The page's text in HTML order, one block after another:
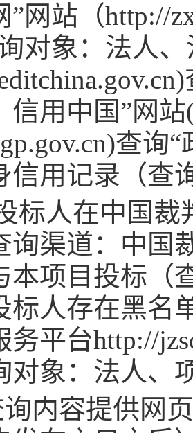
”网站（http://
对象：法人
信用中国”网站
查询“
信用记录（查
标人在中国
询渠道：中国
本项目投标（
标人存在黑名
务平台http://
对象：法人、
询内容提供网